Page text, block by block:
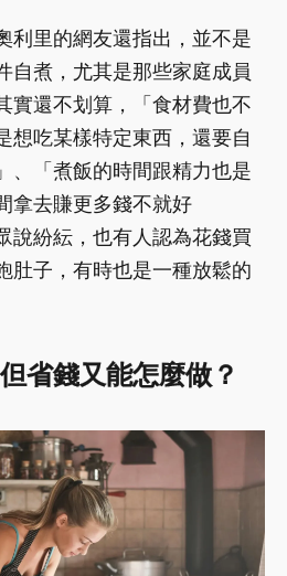
利里的網友還指出，並不是
自煮，尤其是那些家庭成員
實還不划算，「食材費也不
想吃某樣特定東西，還要自
、「煮飯的時間跟精力也是
拿去賺更多錢不就好
說紛紜，也有人認為花錢買
肚子，有時也是一種放鬆的
省錢又能怎麼做？